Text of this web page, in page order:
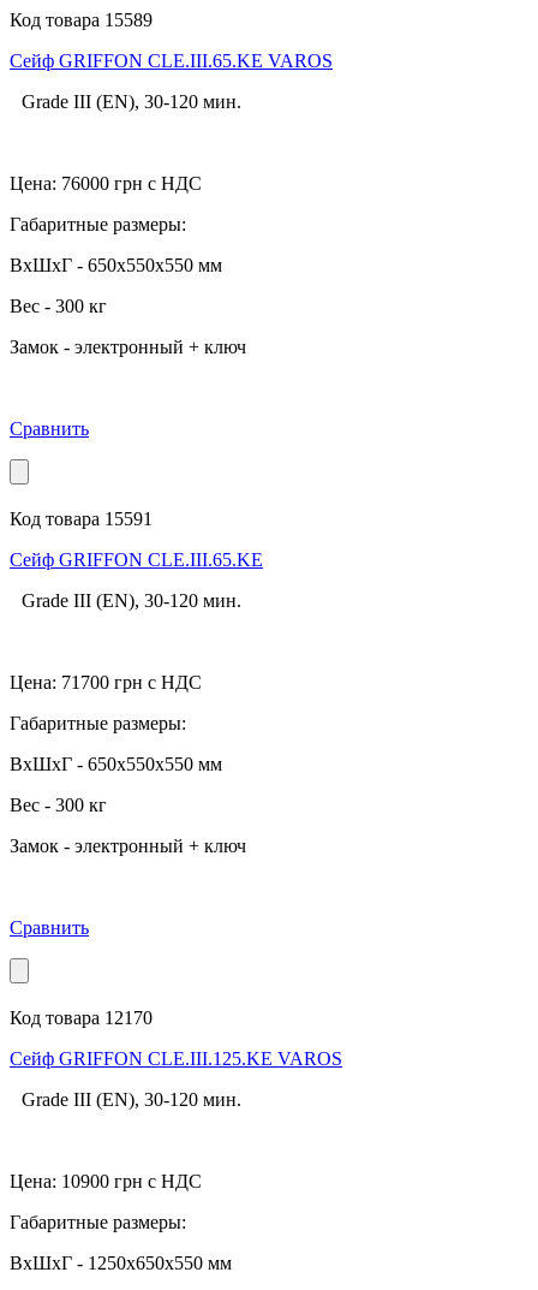
Код товара 15589
Cейф GRIFFON CLE.III.65.KE VAROS
Grade III (EN), 30-120 мин.
Цена: 76000 грн с НДС
Габаритные размеры:
ВхШхГ - 650x550x550 мм
Вес - 300 кг
Замок - электронный + ключ
Сравнить
Код товара 15591
Cейф GRIFFON CLE.III.65.KE
Grade III (EN), 30-120 мин.
Цена: 71700 грн с НДС
Габаритные размеры:
ВхШхГ - 650x550x550 мм
Вес - 300 кг
Замок - электронный + ключ
Сравнить
Код товара 12170
Cейф GRIFFON CLE.III.125.KE VAROS
Grade III (EN), 30-120 мин.
Цена: 10900 грн с НДС
Габаритные размеры:
ВхШхГ - 1250x650x550 мм